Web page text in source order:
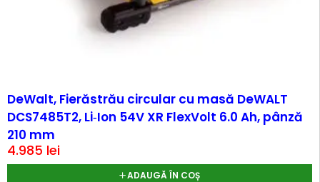
DeWalt, Fierăstrău circular cu masă DeWALT
DCS7485T2, Li‑Ion 54V XR FlexVolt 6.0 Ah, pânză
210 mm
4.985 lei
ADAUGĂ ÎN COȘ